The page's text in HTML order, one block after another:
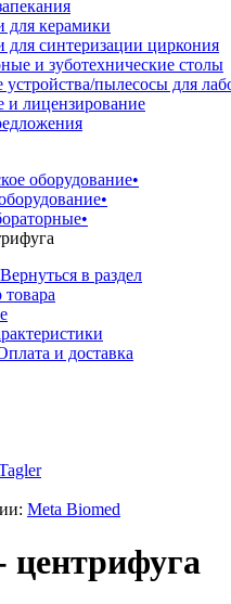
для керамики
для синтеризации циркония
и зуботехнические столы
пылесосы для
и лицензирование
оборудование•
•
•
Meta Biomed